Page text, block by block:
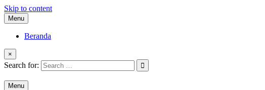
Skip to content
Menu
Beranda
×
Search for:
Menu